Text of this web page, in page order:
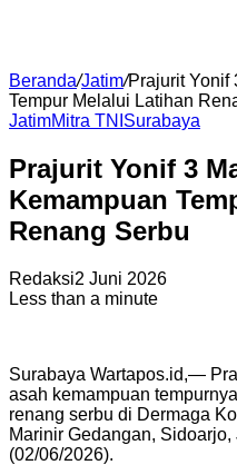
Beranda/Jatim/Prajurit Yonif
Tempur Melalui Latihan
JatimMitra TNI Surabaya
Prajurit Yonif 3
Kemampuan
Renang Serbu
Redaksi2 Juni 2026
Less than a minute
Surabaya Wartapos.id,—
asah kemampuan
renang serbu di Dermaga
Marinir Gedangan,
(02/06/2026).